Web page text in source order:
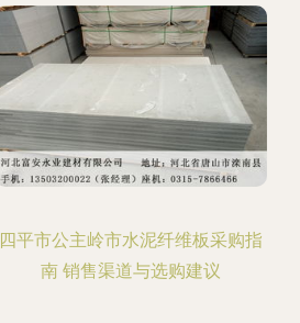
四平市公主岭市水泥纤维板采购指
南 销售渠道与选购建议